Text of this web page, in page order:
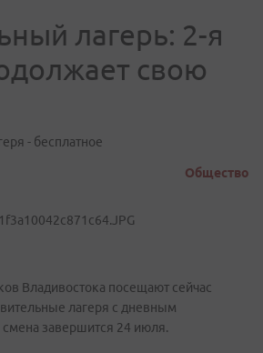
лагерь: 2-я
свою
- бесплатное
Общество
Владивостока посещают сейчас
лагеря с дневным
завершится 24 июля.